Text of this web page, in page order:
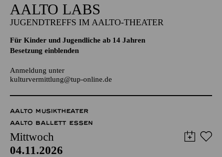
AALTO LABS
JUGENDTREFFS IM AALTO-THEATER
Für Kinder und Jugendliche ab 14 Jahren
Besetzung einblenden
Anmeldung unter
kulturvermittlung@tup-online.de
AALTO MUSIKTHEATER
AALTO BALLETT ESSEN
Mittwoch
04.11.2026